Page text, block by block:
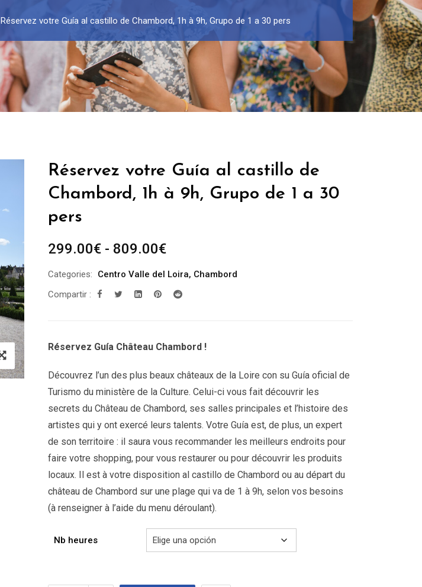
Réservez votre Guía al castillo de Chambord, 1h à 9h, Grupo de 1 a 30 pers
Réservez votre Guía al castillo de
Chambord, 1h à 9h, Grupo de 1 a 30
pers
299.00€ - 809.00€Rango
precios:
desde
809.00€
Categories: Centro Valle del Loira, Chambord
Compartir :
Réservez Guía Château Chambord !
Découvrez l’un des plus beaux châteaux de la Loire con su Guía oficial de
Turismo du ministère de la Culture. Celui-ci vous fait découvrir les
secrets du Château de Chambord, ses salles principales et l’histoire des
artistes qui y ont exercé leurs talents. Votre Guía est, de plus, un expert
de son territoire : il saura vous recommander les meilleurs endroits pour
faire votre shopping, pour vous restaurer ou pour découvrir les produits
locaux. Il est à votre disposition al castillo de Chambord ou au départ du
château de Chambord sur une plage qui va de 1 à 9h, selon vos besoins
(à renseigner à l’aide du menu déroulant).
Nb heures